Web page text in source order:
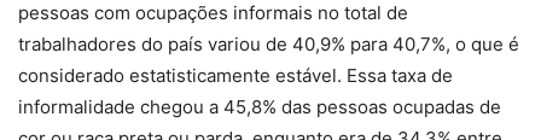
pessoas com ocupações informais no total de
trabalhadores do país variou de 40,9% para 40,7%, o que é
considerado estatisticamente estável. Essa taxa de
informalidade chegou a 45,8% das pessoas ocupadas de